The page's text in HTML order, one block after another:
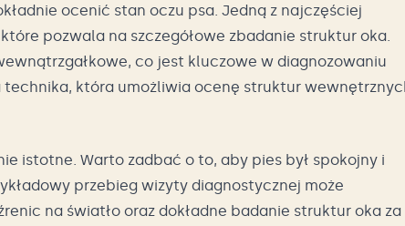
ocenić stan oczu psa. Jedną z najczęściej
pozwala na szczegółowe zbadanie struktur oka.
co jest kluczowe w diagnozowaniu
która umożliwia ocenę struktur
istotne. Warto zadbać o to, aby pies był spokojny i
przebieg wizyty diagnostycznej może
na światło oraz dokładne badanie struktur oka za